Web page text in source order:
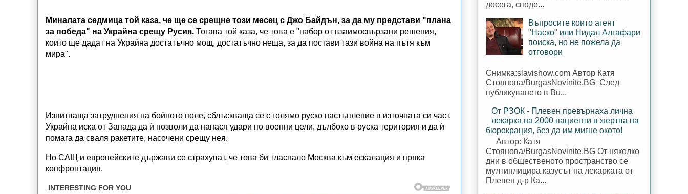
Миналата седмица той каза, че ще се срещне този месец с Джо Байдън, за да му представи "плана
за победа" на Украйна срещу Русия. Тогава той каза, че това е "набор от взаимосвързани решения,
които ще дадат на Украйна достатъчно мощ, достатъчно неща, за да постави тази война на пътя към
мира".
Изпитваща затруднения на бойното поле, сблъскваща се с голямо руско настъпление в източната си част,
Украйна иска от Запада да ѝ позволи да нанася удари по военни цели, дълбоко в руска територия и да ѝ
помага да сваля ракетите, насочени срещу нея.
Но САЩ и европейските държави се страхуват, че това би тласнало Москва към ескалация и пряка
конфронтация.
досега, споде...
Въпросите които агент
"Наско" или Нидал Алгафари
поиска, но не пожела да
отговори
Снимка:slavishow.com Автор Катя
Стоянова/BurgasNovinite.BG След
публикуването в Bu...
От РЗОК - Плевен превърнаха лична
лекарка на 2000 пациенти в жертва на
бюрокрация, без да им мигне окото!
Автор: Катя
Стоянова/BurgasNovinite.BG От няколко
дни в общественото пространство се
мултиплицира казусът на лекарката от
Плевен д-р Ка...